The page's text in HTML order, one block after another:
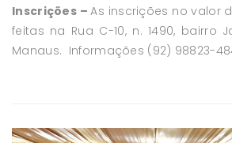
Inscrições –As inscrições no valor
feitas na Rua C-10, n. 1490, bairro
Manaus. Informações (92) 98823-